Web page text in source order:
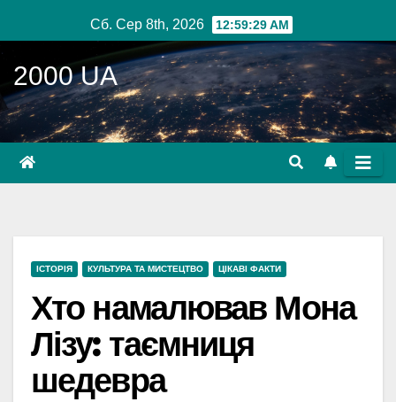
до
вмісту
Сб. Сер 8th, 2026 12:59:30 AM
2000 UA
ІСТОРІЯ КУЛЬТУРА ТА МИСТЕЦТВО ЦІКАВІ ФАКТИ
Хто намалював Мона
Лізу: таємниця
шедевра